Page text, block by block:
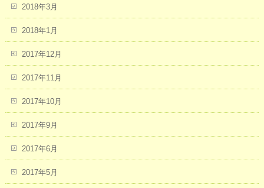
2018年3月
2018年1月
2017年12月
2017年11月
2017年10月
2017年9月
2017年6月
2017年5月